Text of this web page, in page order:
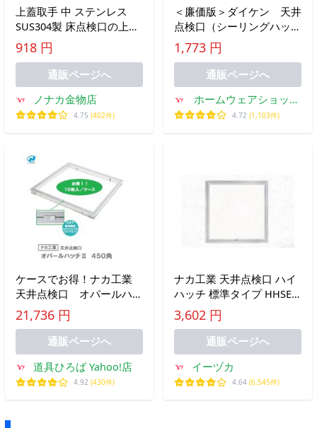
上蓋取手 中 ステンレス
SUS304製 床点検口の上蓋
の取手用 ネジは別途ご用
意ください。単品販売
162-111
918 円
通販ページへ
ノナカ金物店
4.75 (402件)
＜廉価版＞ダイケン 天井
点検口（シーリングハッ
チ）CDLW45J ホワイト
塗装 450角 開口
454mm 【当日出荷可
能】
1,773 円
通販ページへ
ホームウェアショップ
クギセイ
4.72 (1,103件)
ケースでお得！ナカ工業
天井点検口 オパールハッ
チII 450角 OPHII
454×454 10枚入 開口寸
法456×456ｍｍ 色：シル
バー 【代引き不可】
21,736 円
通販ページへ
道具ひろば Yahoo!店
4.92 (430件)
ナカ工業 天井点検口 ハイ
ハッチ 標準タイプ HHSE2-
606 シルバー 606×606mm
3,602 円
通販ページへ
イーヅカ
4.64 (6,545件)